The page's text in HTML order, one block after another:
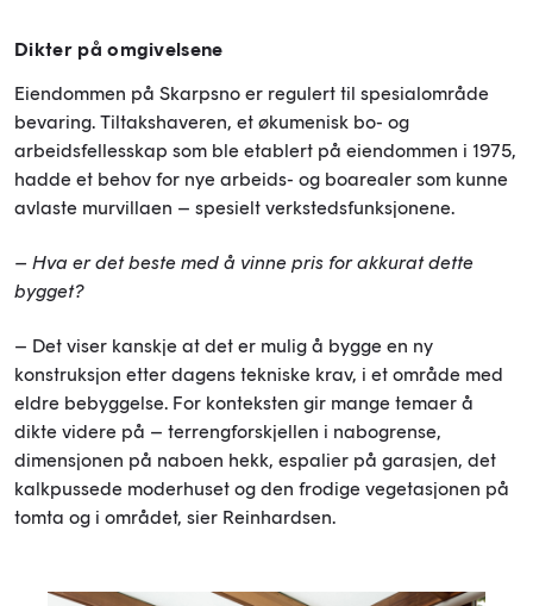
Dikter på omgivelsene
Eiendommen på Skarpsno er regulert til spesialområde
bevaring. Tiltakshaveren, et økumenisk bo- og
arbeidsfellesskap som ble etablert på eiendommen i 1975,
hadde et behov for nye arbeids- og boarealer som kunne
avlaste murvillaen – spesielt verkstedsfunksjonene.
– Hva er det beste med å vinne pris for akkurat dette
bygget?
– Det viser kanskje at det er mulig å bygge en ny
konstruksjon etter dagens tekniske krav, i et område med
eldre bebyggelse. For konteksten gir mange temaer å
dikte videre på – terrengforskjellen i nabogrense,
dimensjonen på naboen hekk, espalier på garasjen, det
kalkpussede moderhuset og den frodige vegetasjonen på
tomta og i området, sier Reinhardsen.